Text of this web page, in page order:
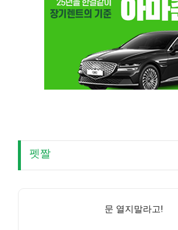
펫짤
문 열지말라고!